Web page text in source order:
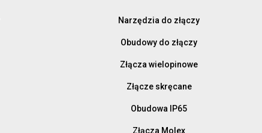
Narzędzia do złączy
Obudowy do złączy
Złącza wielopinowe
Złącze skręcane
Obudowa IP65
Złącza Molex